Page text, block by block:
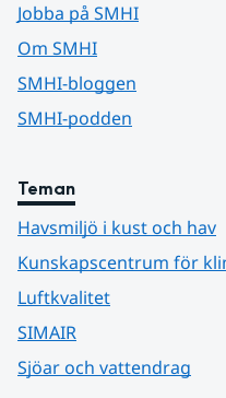
Jobba på SMHI
Om SMHI
SMHI-bloggen
SMHI-podden
Teman
Havsmiljö i kust och hav
Kunskapscentrum för
Luftkvalitet
SIMAIR
Sjöar och vattendrag